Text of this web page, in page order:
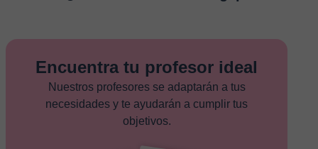
Encuentra tu profesor ideal
Nuestros profesores se adaptarán a tus
necesidades y te ayudarán a cumplir tus
objetivos.